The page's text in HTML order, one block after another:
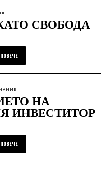
СВОБОДА
НА
ИНВЕСТИТОР